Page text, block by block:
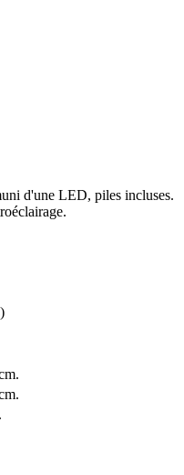
d'une LED, piles incluses.